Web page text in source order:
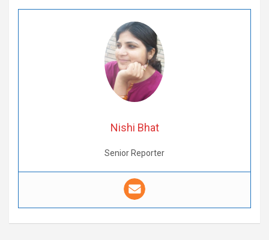
Nishi Bhat
Senior Reporter